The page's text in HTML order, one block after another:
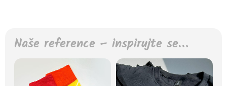
Naše reference – inspirujte se…